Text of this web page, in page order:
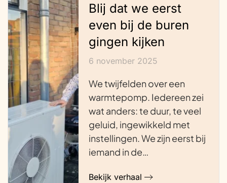
Blij dat we eerst
even bij de buren
gingen kijken
6 november 2025
We twijfelden over een
warmtepomp. Iedereen zei
wat anders: te duur, te veel
geluid, ingewikkeld met
instellingen. We zijn eerst bij
iemand in de…
Bekijk verhaal